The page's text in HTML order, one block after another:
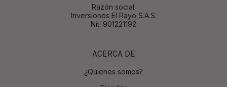
Razón social:
Inversiones El Rayo S.A.S.
Nit: 901221192
ACERCA DE
¿Quienes somos?